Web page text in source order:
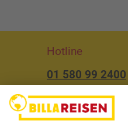
Hotline
01 580 99 2400
Über uns